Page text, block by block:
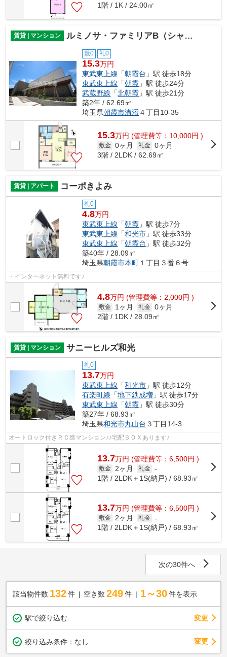
1階 / 1K / 24.00㎡
賃貸 | マンション ルミノサ・ファミリアB（シャーメゾン）
敷0 礼0
15.3万円
東武東上線 「朝霞台 」駅 徒歩18分
東武東上線 「朝霞 」駅 徒歩24分
武蔵野線 「北朝霞 」駅 徒歩21分
築2年 / 62.69㎡
埼玉県朝霞市溝沼 ４丁目10-35
15.3万円 (管理費等：10,000円 )
敷金 0ヶ月 礼金 0ヶ月
3階 / 2LDK / 62.69㎡
賃貸 | アパート コーポきよみ
礼0
4.8万円
東武東上線 「朝霞 」駅 徒歩7分
東武東上線 「和光市 」駅 徒歩33分
東武東上線 「朝霞台 」駅 徒歩32分
築40年 / 28.09㎡
埼玉県朝霞市本町 １丁目３番６号
・インターネット無料です♪
4.8万円 (管理費等：2,000円 )
敷金 1ヶ月 礼金 0ヶ月
2階 / 1DK / 28.09㎡
賃貸 | マンション サニーヒルズ和光
礼0
13.7万円
東武東上線 「和光市 」駅 徒歩12分
有楽町線 「地下鉄成増 」駅 徒歩17分
東武東上線 「朝霞 」駅 徒歩30分
築27年 / 68.93㎡
埼玉県和光市丸山台 ３丁目14-3
オートロック付きＲＣ造マンション♪♪宅配ＢＯＸあります♪
13.7万円 (管理費等：6,500円 )
敷金 2ヶ月 礼金 -
1階 / 2LDK＋1S(納戸) / 68.93㎡
13.7万円 (管理費等：6,500円 )
敷金 2ヶ月 礼金 -
1階 / 2LDK＋1S(納戸) / 68.93㎡
次の30件へ
該当物件数 132件 空き数 249 件 1～30 件を表示
駅で絞り込む 変更
絞り込み条件： なし 変更